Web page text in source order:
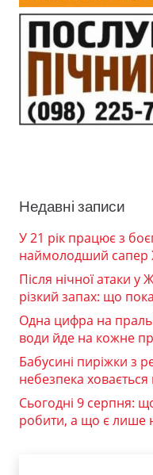
Недавні записи
У 21 рік працює з
наймолодший
Після нічної атаки
різкий запах: що
Одна цифра на
води йде на кожне
Бабусині пиріжки з
небезпека
Сьогодні 9 серпня:
робити, а що є лише